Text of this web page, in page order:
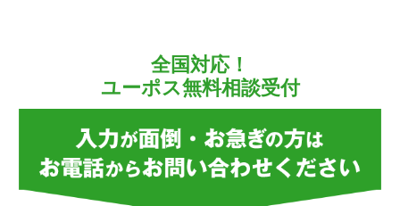
全国対応！
ユーポス無料相談受付